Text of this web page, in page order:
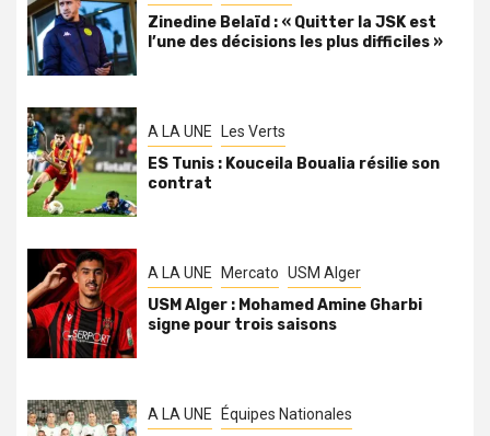
Zinedine Belaïd : « Quitter la JSK est
l’une des décisions les plus difficiles »
A LA UNE Les Verts
ES Tunis : Kouceila Boualia résilie son
contrat
A LA UNE Mercato USM Alger
USM Alger : Mohamed Amine Gharbi
signe pour trois saisons
A LA UNE Équipes Nationales